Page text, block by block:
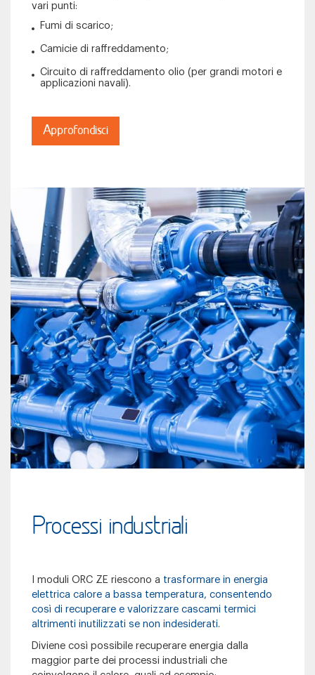
vari punti:
Fumi di scarico;
Camicie di raffreddamento;
Circuito di raffreddamento olio (per grandi motori e
applicazioni navali).
Approfondisci
Processi industriali
I moduli ORC ZE riescono a trasformare in energia
elettrica calore a bassa temperatura, consentendo
così di recuperare e valorizzare cascami termici
altrimenti inutilizzati se non indesiderati.
Diviene così possibile recuperare energia dalla
maggior parte dei processi industriali che